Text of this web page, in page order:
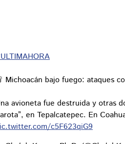
Michoacán bajo fuego: ataques
avioneta fue destruida y otras
en Tepalcatepec. En
c5F623qiG9